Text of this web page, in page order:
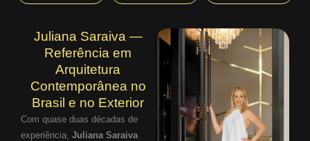
Juliana Saraiva —
Referência em
Arquitetura
Contemporânea no
Brasil e no Exterior
Com quase duas décadas de
experiência, Juliana Saraiva